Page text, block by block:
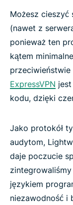
Możesz cieszyć
(nawet z
ponieważ ten
kątem
ExpressVPN
kodu, dzięki
Jako protokół
audytom,
daje poczucie
językiem
niezawodność i